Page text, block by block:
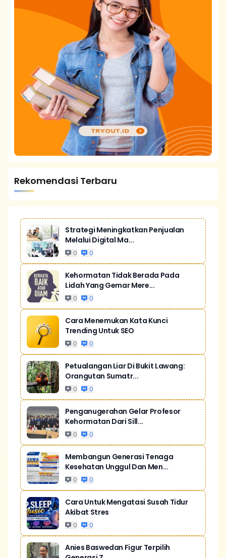
Rekomendasi Terbaru
Strategi Meningkatkan Penjualan
Melalui Digital Ma...
0 0
Kehormatan Tidak Berada Pada
Lidah Yang Gemar Mere...
0 0
Cara Menemukan Kata Kunci
Trending Untuk SEO
0 0
Petualangan Liar Di Bukit Lawang:
Orangutan Sumatr...
0 0
Penganugerahan Gelar Profesor
Kehormatan Dari Sill...
0 0
Membangun Generasi Tenaga
Kesehatan Unggul Dan Men...
0 0
Cara Untuk Mengatasi Susah Tidur
Akibat Stres
0 0
Anies Baswedan Figur Terpilih